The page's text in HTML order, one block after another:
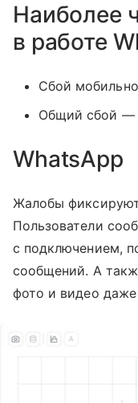
Наиболее
в работе
Сбой
Общий сбой —
WhatsApp
Жалобы
Пользователи
с подключением,
сообщений. А
фото и видео даже